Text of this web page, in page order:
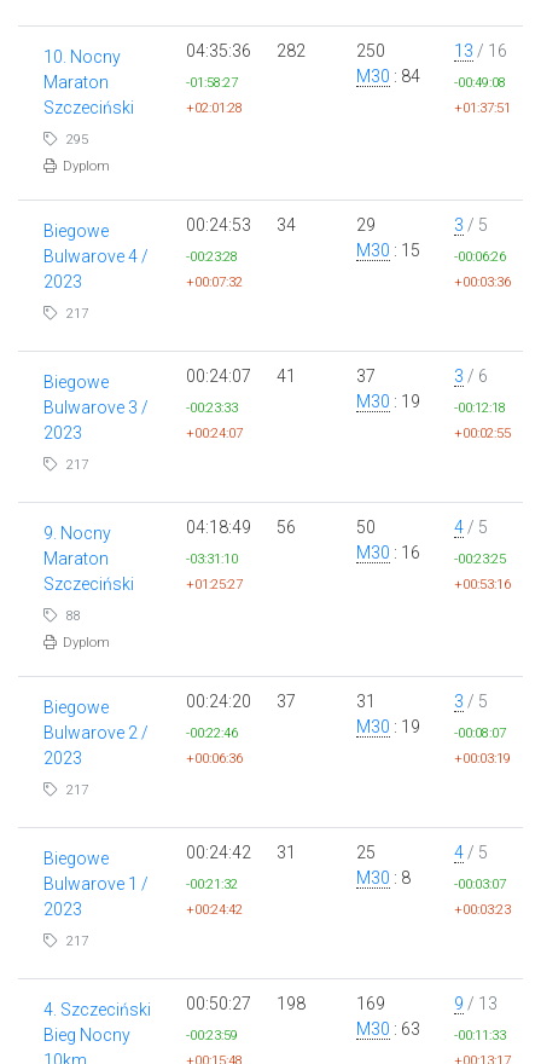
10. Nocny
Maraton
Szczeciński
295
Dyplom
04:35:36
-01:58:27
+02:01:28
282
250
M30 : 84
13 / 16
-00:49:08
+01:37:51
Biegowe
Bulwarove 4 /
2023
217
00:24:53
-00:23:28
+00:07:32
34
29
M30 : 15
3 / 5
-00:06:26
+00:03:36
Biegowe
Bulwarove 3 /
2023
217
00:24:07
-00:23:33
+00:24:07
41
37
M30 : 19
3 / 6
-00:12:18
+00:02:55
9. Nocny
Maraton
Szczeciński
88
Dyplom
04:18:49
-03:31:10
+01:25:27
56
50
M30 : 16
4 / 5
-00:23:25
+00:53:16
Biegowe
Bulwarove 2 /
2023
217
00:24:20
-00:22:46
+00:06:36
37
31
M30 : 19
3 / 5
-00:08:07
+00:03:19
Biegowe
Bulwarove 1 /
2023
217
00:24:42
-00:21:32
+00:24:42
31
25
M30 : 8
4 / 5
-00:03:07
+00:03:23
4. Szczeciński
Bieg Nocny
10km
00:50:27
-00:23:59
+00:15:48
198
169
M30 : 63
9 / 13
-00:11:33
+00:13:17